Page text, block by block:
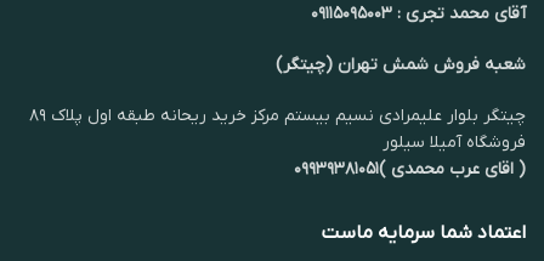
آقای محمد تجری : ۰۹۱۱۵۰۹۵۰۰۳
شعبه فروش شمش تهران (چیتگر)
چیتگر بلوار علیمرادی نسیم بیستم مرکز خرید ریحانه طبقه اول پلاک ۸۹
فروشگاه آمیلا سیلور
( اقای عرب محمدی )۰۹۹۳۹۳۸۱۰۵۱
اعتماد شما سرمایه ماست